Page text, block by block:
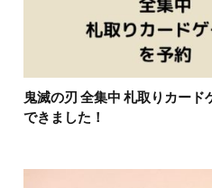
鬼滅の刃 全集中 札取りカード
できました！